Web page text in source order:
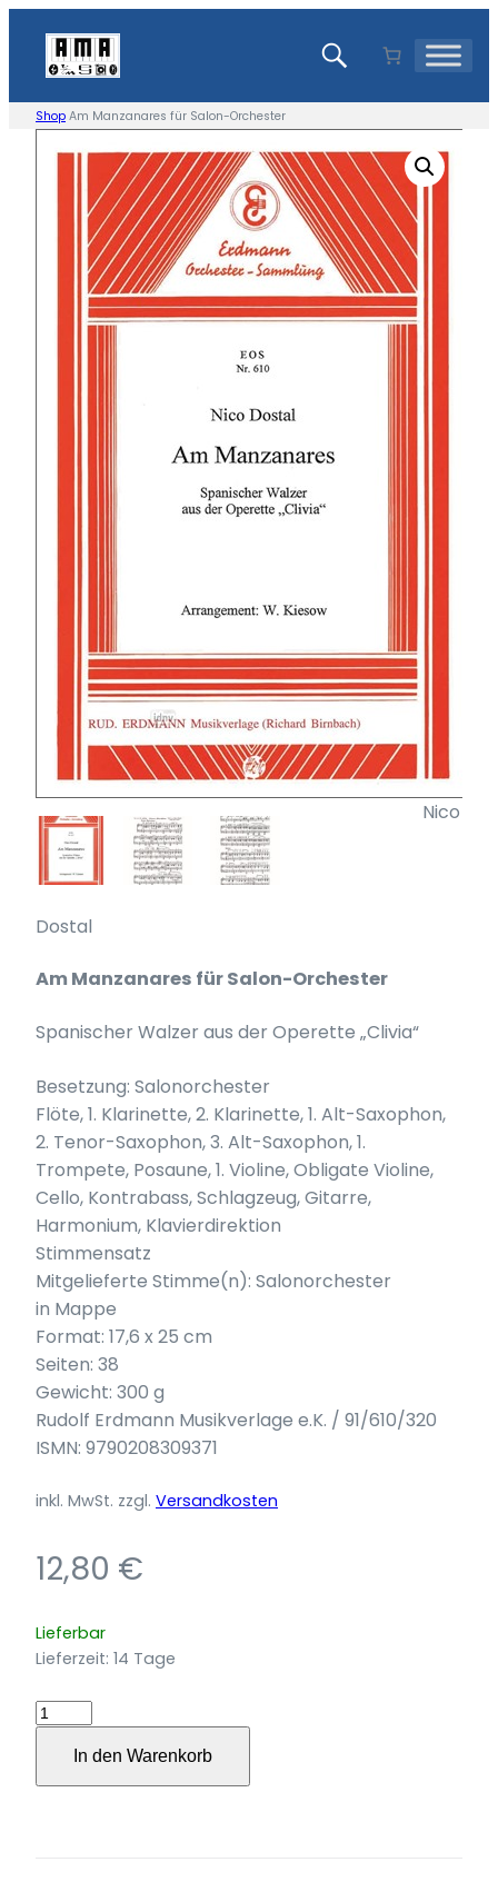
Inhalt
springen
Shop Am Manzanares für Salon-Orchester
Nico
Dostal
Am Manzanares für Salon-Orchester
Spanischer Walzer aus der Operette „Clivia“
Besetzung: Salonorchester
Flöte, 1. Klarinette, 2. Klarinette, 1. Alt-Saxophon,
2. Tenor-Saxophon, 3. Alt-Saxophon, 1.
Trompete, Posaune, 1. Violine, Obligate Violine,
Cello, Kontrabass, Schlagzeug, Gitarre,
Harmonium, Klavierdirektion
Stimmensatz
Mitgelieferte Stimme(n): Salonorchester
in Mappe
Format: 17,6 x 25 cm
Seiten: 38
Gewicht: 300 g
Rudolf Erdmann Musikverlage e.K. / 91/610/320
ISMN: 9790208309371
inkl. MwSt. zzgl. Versandkosten
12,80 €
Lieferbar
Lieferzeit: 14 Tage
Am
Salon-
In den Warenkorb